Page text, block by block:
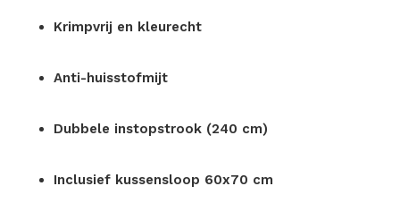
Krimpvrij en kleurecht
Anti-huisstofmijt
Dubbele instopstrook (240 cm)
Inclusief kussensloop 60x70 cm